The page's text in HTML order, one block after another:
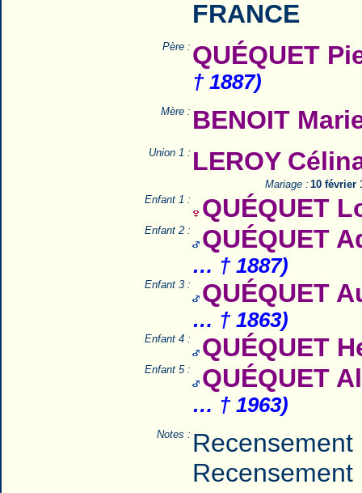
FRANCE
Père : QUÉQUET
† 1887)
Mère : BENOIT
Union 1 : LEROY
Mariage : 10 février
Enfant 1 :
QUÉQUET
Enfant 2 : QUÉQUET
… † 1887)
Enfant 3 : QUÉQUET
… † 1863)
Enfant 4 : QUÉQUET
Enfant 5 : QUÉQUET
… † 1963)
Notes :